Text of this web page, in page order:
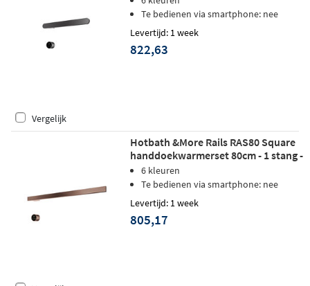
Te bedienen via smartphone: nee
Levertijd: 1 week
822,63
Vergelijk
Hotbath &More Rails RAS80 Square
handdoekwarmerset 80cm - 1 stang -
geborsteld koper PVD
6 kleuren
Te bedienen via smartphone: nee
Levertijd: 1 week
805,17